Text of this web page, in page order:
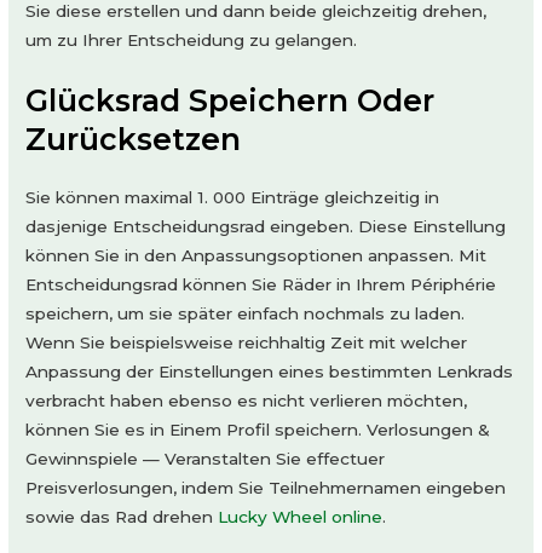
Sie diese erstellen und dann beide gleichzeitig drehen,
um zu Ihrer Entscheidung zu gelangen.
Glücksrad Speichern Oder
Zurücksetzen
Sie können maximal 1. 000 Einträge gleichzeitig in
dasjenige Entscheidungsrad eingeben. Diese Einstellung
können Sie in den Anpassungsoptionen anpassen. Mit
Entscheidungsrad können Sie Räder in Ihrem Périphérie
speichern, um sie später einfach nochmals zu laden.
Wenn Sie beispielsweise reichhaltig Zeit mit welcher
Anpassung der Einstellungen eines bestimmten Lenkrads
verbracht haben ebenso es nicht verlieren möchten,
können Sie es in Einem Profil speichern. Verlosungen &
Gewinnspiele — Veranstalten Sie effectuer
Preisverlosungen, indem Sie Teilnehmernamen eingeben
sowie das Rad drehen Lucky Wheel online.